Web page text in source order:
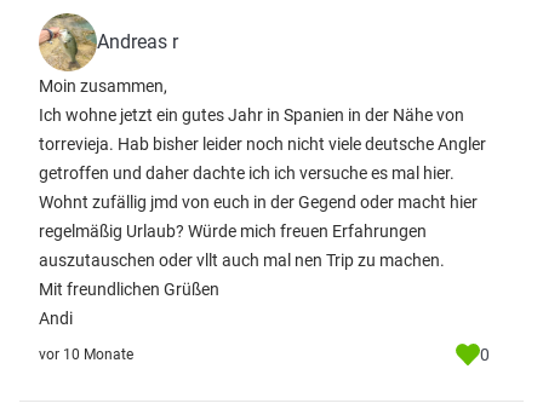
Andreas r
Moin zusammen,
Ich wohne jetzt ein gutes Jahr in Spanien in der Nähe von
torrevieja. Hab bisher leider noch nicht viele deutsche Angler
getroffen und daher dachte ich ich versuche es mal hier.
Wohnt zufällig jmd von euch in der Gegend oder macht hier
regelmäßig Urlaub? Würde mich freuen Erfahrungen
auszutauschen oder vllt auch mal nen Trip zu machen.
Mit freundlichen Grüßen
Andi
vor 10 Monate 0